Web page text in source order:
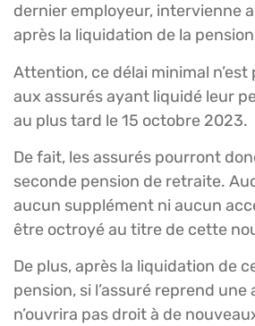
dernier employeur, intervienne
après la liquidation de la
Attention, ce délai minimal n’est
aux assurés ayant liquidé leur
au plus tard le 15 octobre 2023.
De fait, les assurés pourront
seconde pension de retraite.
aucun supplément ni aucun
être octroyé au titre de cette
De plus, après la liquidation de
pension, si l’assuré reprend une
n’ouvrira pas droit à de